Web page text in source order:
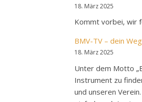
18. März 2025
Kommt vorbei, wir
BMV-TV – dein
18. März 2025
Unter dem Motto
Instrument zu
und unseren